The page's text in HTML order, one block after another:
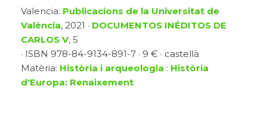
Valencia: Publicacions de la Universitat de
València, 2021 · DOCUMENTOS INÉDITOS DE
CARLOS V, 5
· ISBN 978-84-9134-891-7 · 9 € · castellà
Matèria: Història i arqueologia : Història
d'Europa: Renaixement